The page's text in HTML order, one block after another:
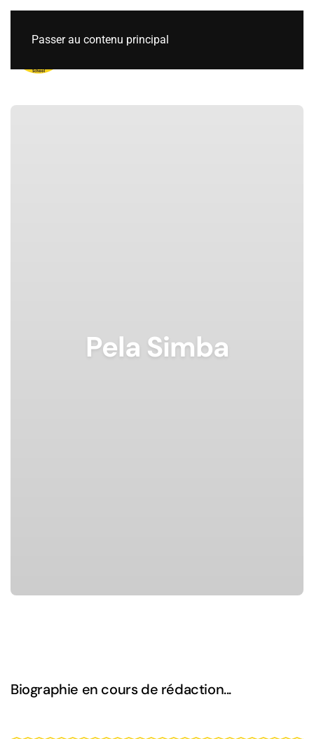
Passer au contenu principal
Pela Simba
Biographie en cours de rédaction...